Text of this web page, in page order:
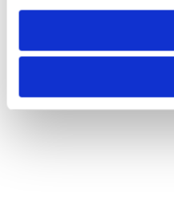
need to be set again.